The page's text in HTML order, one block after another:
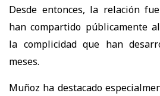
Desde entonces, la relación
han compartido públicamente
la complicidad que han
meses.
Muñoz ha destacado